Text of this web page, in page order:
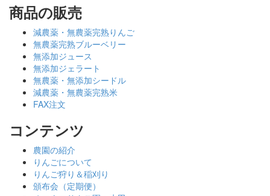
商品の販売
減農薬・無農薬完熟りんご
無農薬完熟ブルーベリー
無添加ジュース
無添加ジェラート
無農薬・無添加シードル
減農薬・無農薬完熟米
FAX注文
コンテンツ
農園の紹介
りんごについて
りんご狩り＆稲刈り
頒布会（定期便）